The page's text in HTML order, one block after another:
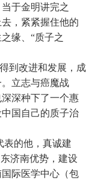
于金明讲完之
，紧紧握住他的
缘、“质子之
到改进和发展，成
立志与癌魔战
深种下了一个惠
国自己的质子治
表的他，真诚建
济南优势，建设
际医学中心（包